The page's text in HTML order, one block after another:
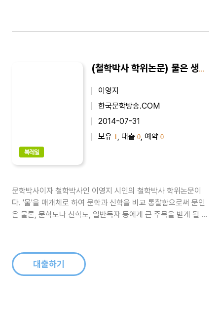
북레일
(철학박사 학위논문) 물은 생명이다의 문학과 신학의 비교 : 사랑의 U리듬을 중심으로
이영지
한국문학방송.COM
2014-07-31
보유 1 , 대출 0 , 예약 0
문학박사이자 철학박사인 이영지 시인의 철학박사 학위논문이
다. '물'을 매개체로 하여 문학과 신학을 비교 통찰함으로써 문인
은 물론, 문학도나 신학도, 일반독자 등에게 큰 주목을 받게 될 것
문학이 신학연구에 큰 ..
대출하기